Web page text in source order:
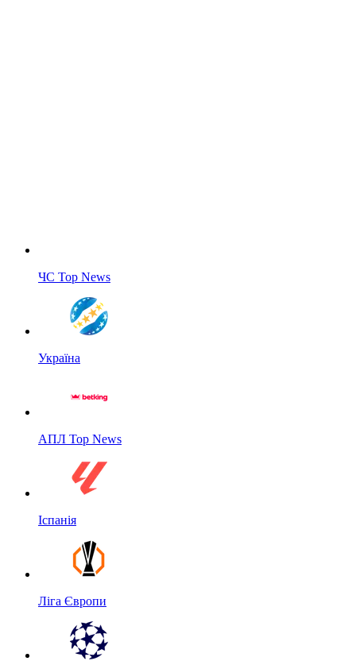
ЧС Top News
Україна
АПЛ Top News
Іспанія
Ліга Європи